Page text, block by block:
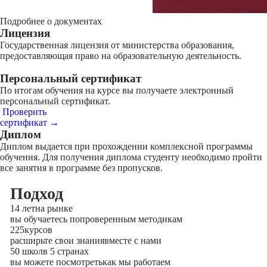
Подробнее о документах
Лицензия
Государственная лицензия от министерства образования,
предоставляющая право на образовательную деятельность.
Персональный сертификат
По итогам обучения на курсе вы получаете электронный
персональный сертификат.
Проверить
сертификат →
Диплом
Диплом выдается при прохождении комплексной программы
обучения. Для получения диплома студенту необходимо пройти
все занятия в программе без пропусков.
Подход
14 летна рынке
вы обучаетесь попроверенным методикам
225курсов
расширьте свои знаниявместе с нами
50 школв 5 странах
вы можете посмотретькак мы работаем